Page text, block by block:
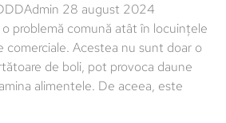
28 august 2024
problemă comună atât în locuințele
comerciale. Acestea nu sunt doar o
de boli, pot provoca daune
alimentele. De aceea, este